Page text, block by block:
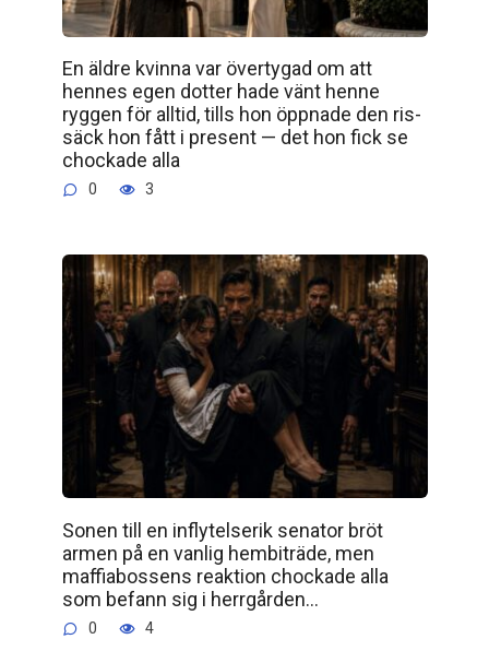
En äldre kvinna var övertygad om att
hennes egen dotter hade vänt henne
ryggen för alltid, tills hon öppnade den ris­
säck hon fått i present — det hon fick se
chockade alla
0 3
Sonen till en inflytelserik senator bröt
armen på en vanlig hembiträde, men
maffiabossens reaktion chockade alla
som befann sig i herrgården…
0 4